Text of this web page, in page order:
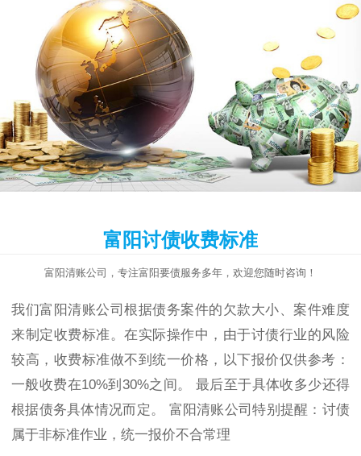
富阳讨债收费标准
富阳清账公司，专注富阳要债服务多年，欢迎您随时咨询！
我们富阳清账公司根据债务案件的欠款大小、案件难度
来制定收费标准。在实际操作中，由于讨债行业的风险
较高，收费标准做不到统一价格，以下报价仅供参考：
一般收费在10%到30%之间。 最后至于具体收多少还得
根据债务具体情况而定。 富阳清账公司特别提醒：讨债
属于非标准作业，统一报价不合常理